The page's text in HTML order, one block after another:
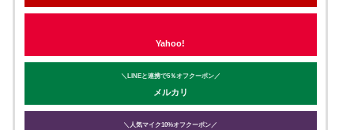
Yahoo!
＼LINEと連携で5％オフクーポン／
メルカリ
＼人気マイク10%オフクーポン／